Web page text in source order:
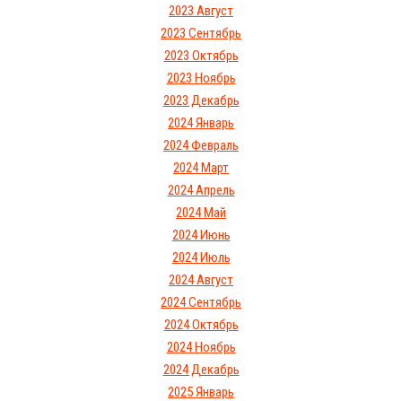
2023 Август
2023 Сентябрь
2023 Октябрь
2023 Ноябрь
2023 Декабрь
2024 Январь
2024 Февраль
2024 Март
2024 Апрель
2024 Май
2024 Июнь
2024 Июль
2024 Август
2024 Сентябрь
2024 Октябрь
2024 Ноябрь
2024 Декабрь
2025 Январь